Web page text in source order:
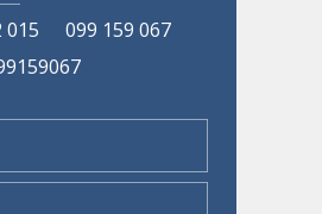
015
099 159 067